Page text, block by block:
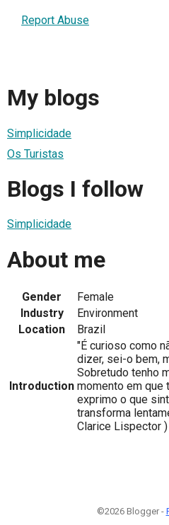
Report Abuse
My blogs
Simplicidade
Os Turistas
Blogs I follow
Simplicidade
About me
Gender
Female
Industry
Environment
Location
Brazil
Introduction
"É curioso como
dizer, sei-o bem,
Sobretudo tenho
momento em que
exprimo o que
transforma
Clarice Lispector )
©2026 Blogger -